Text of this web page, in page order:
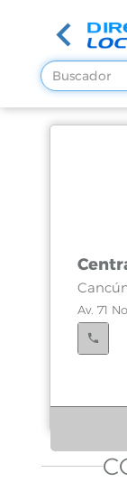
Av. 71